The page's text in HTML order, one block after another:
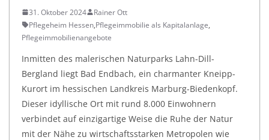
31. Oktober 2024
Rainer Ott
Pflegeheim Hessen,Pflegeimmobilie als Kapitalanlage,
Pflegeimmobilienangebote
Inmitten des malerischen Naturparks Lahn-Dill-
Bergland liegt Bad Endbach, ein charmanter Kneipp-
Kurort im hessischen Landkreis Marburg-Biedenkopf.
Dieser idyllische Ort mit rund 8.000 Einwohnern
verbindet auf einzigartige Weise die Ruhe der Natur
mit der Nähe zu wirtschaftsstarken Metropolen wie